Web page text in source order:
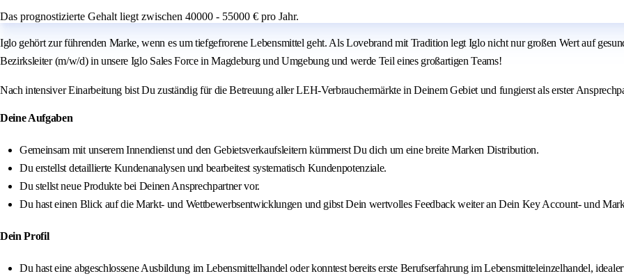
Das prognostizierte Gehalt liegt zwischen 40000 - 55000 € pro Jahr.
Iglo gehört zur führenden Marke, wenn es um tiefgefrorene Lebensmittel geht. Als Lovebrand mit Tradition legt Iglo nicht nur großen Wert auf
Bezirksleiter (m/w/d) in unsere Iglo Sales Force in Magdeburg und Umgebung und werde Teil eines großartigen Teams!
Nach intensiver Einarbeitung bist Du zuständig für die Betreuung aller LEH-Verbrauchermärkte in Deinem Gebiet und fungierst als erster
Deine Aufgaben
Gemeinsam mit unserem Innendienst und den Gebietsverkaufsleitern kümmerst Du dich um eine breite Marken Distribution.
Du erstellst detaillierte Kundenanalysen und bearbeitest systematisch Kundenpotenziale.
Du stellst neue Produkte bei Deinen Ansprechpartner vor.
Du hast einen Blick auf die Markt- und Wettbewerbsentwicklungen und gibst Dein wertvolles Feedback weiter an Dein Key Account- und
Dein Profil
Du hast eine abgeschlossene Ausbildung im Lebensmittelhandel oder konntest bereits erste Berufserfahrung im Lebensmitteleinzelhandel,